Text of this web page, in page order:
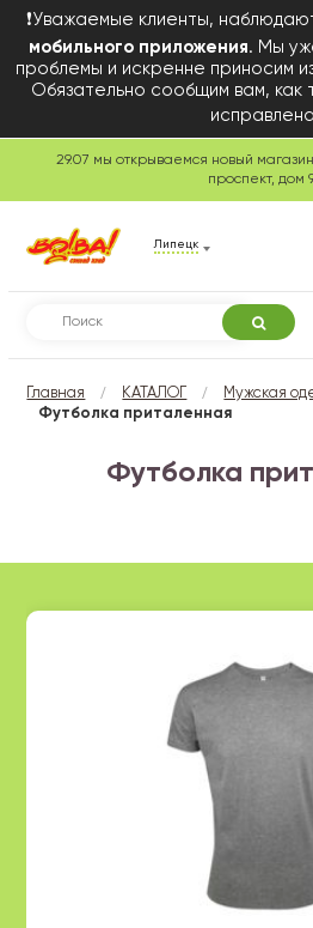
❗Уважаемые клиенты,
мобильного приложения. Мы
проблемы и искренне приносим
Обязательно сообщим вам, как
29.07 мы открываемся новый
проспект, дом
Липецк
Главная / КАТАЛОГ / Мужская
Футболка приталенная
Футболка